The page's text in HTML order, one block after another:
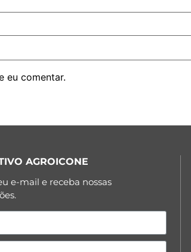
eu comentar.
AGROICONE
e-mail e receba nossas